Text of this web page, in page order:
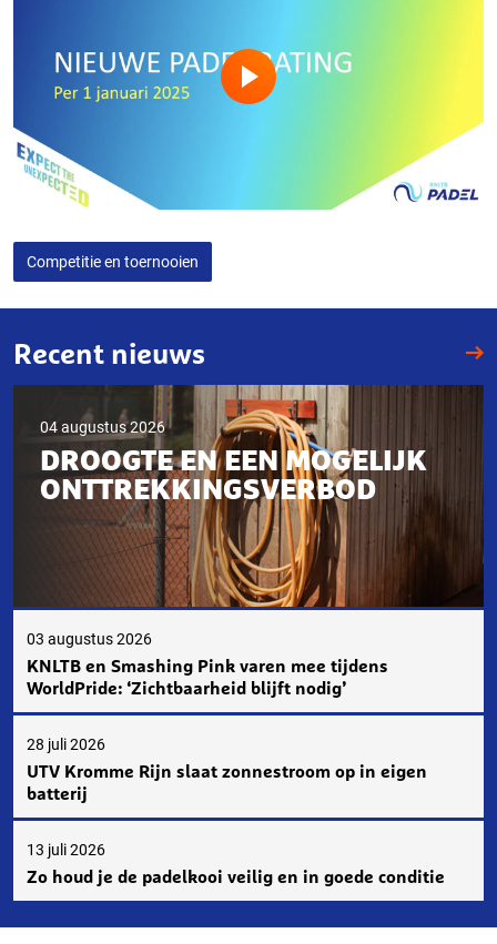
Competitie en toernooien
Recent nieuws
04 augustus 2026
DROOGTE EN EEN MOGELIJK
ONTTREKKINGSVERBOD
03 augustus 2026
KNLTB en Smashing Pink varen mee tijdens
WorldPride: ‘Zichtbaarheid blijft nodig’
28 juli 2026
UTV Kromme Rijn slaat zonnestroom op in eigen
batterij
13 juli 2026
Zo houd je de padelkooi veilig en in goede conditie